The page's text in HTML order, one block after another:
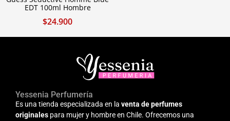
EDT 100ml Hombre
$24.900
Yessenia Perfumería
Es una tienda especializada en la venta de perfumes
originales para mujer y hombre en Chile. Ofrecemos una